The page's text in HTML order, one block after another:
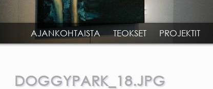
AJANKOHTAISTA TEOKSET PROJEKTIT
DOGGYPARK_18.JPG